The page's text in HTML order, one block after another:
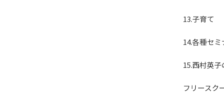
13.子育て
14.各種セ
15.西村英
フリースク